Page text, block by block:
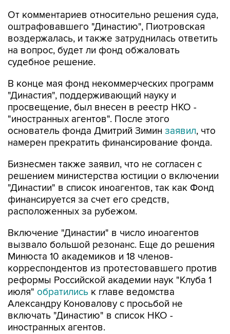
От комментариев относительно решения суда,
оштрафовавшего "Династию", Пиотровская
воздержалась, и также затруднилась ответить
на вопрос, будет ли фонд обжаловать
судебное решение.
В конце мая фонд некоммерческих программ
"Династия", поддерживающий науку и
просвещение, был внесен в реестр НКО -
"иностранных агентов". После этого
основатель фонда Дмитрий Зимин заявил, что
намерен прекратить финансирование фонда.
Бизнесмен также заявил, что не согласен с
решением министерства юстиции о включении
"Династии" в список иноагентов, так как Фонд
финансируется за счет его средств,
расположенных за рубежом.
Включение "Династии" в число иноагентов
вызвало большой резонанс. Еще до решения
Минюста 10 академиков и 18 членов-
корреспондентов из протестовавшего против
реформы Российской академии наук "Клуба 1
июля" обратились к главе ведомства
Александру Коновалову с просьбой не
включать "Династию" в список НКО -
иностранных агентов.